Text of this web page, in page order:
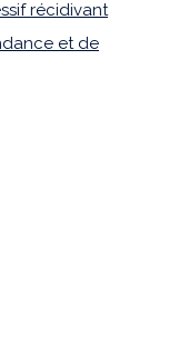
récidivant
et de